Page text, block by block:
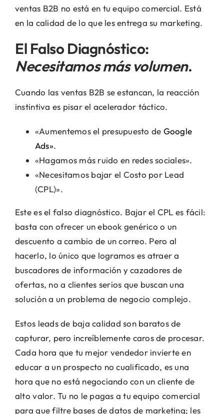
ventas B2B no está en tu equipo comercial. Está
en la calidad de lo que les entrega su marketing.
El Falso Diagnóstico:
Necesitamos más volumen.
Cuando las ventas B2B se estancan, la reacción
instintiva es pisar el acelerador táctico.
«Aumentemos el presupuesto de Google
Ads».
«Hagamos más ruido en redes sociales».
«Necesitamos bajar el Costo por Lead
(CPL)».
Este es el falso diagnóstico. Bajar el CPL es fácil:
basta con ofrecer un ebook genérico o un
descuento a cambio de un correo. Pero al
hacerlo, lo único que logramos es atraer a
buscadores de información y cazadores de
ofertas, no a clientes serios que buscan una
solución a un problema de negocio complejo.
Estos leads de baja calidad son baratos de
capturar, pero increíblemente caros de procesar.
Cada hora que tu mejor vendedor invierte en
educar a un prospecto no cualificado, es una
hora que no está negociando con un cliente de
alto valor. Tu no le pagas a tu equipo comercial
para que filtre bases de datos de marketing; les